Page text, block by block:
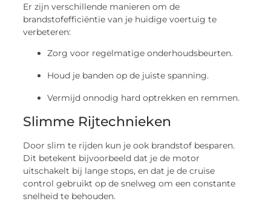
Er zijn verschillende manieren om de
brandstofefficiëntie van je huidige voertuig te
verbeteren:
Zorg voor regelmatige onderhoudsbeurten.
Houd je banden op de juiste spanning.
Vermijd onnodig hard optrekken en remmen.
Slimme Rijtechnieken
Door slim te rijden kun je ook brandstof besparen.
Dit betekent bijvoorbeeld dat je de motor
uitschakelt bij lange stops, en dat je de cruise
control gebruikt op de snelweg om een constante
snelheid te behouden.